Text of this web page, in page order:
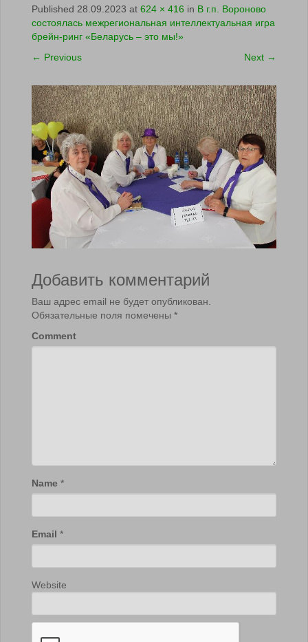
Published 28.09.2023 at 624 × 416 in В г.п. Вороново
состоялась межрегиональная интеллектуальная игра
брейн-ринг «Беларусь – это мы!»
← Previous Next →
Добавить комментарий
Ваш адрес email не будет опубликован.
Обязательные поля помечены *
Comment
Name *
Email *
Website